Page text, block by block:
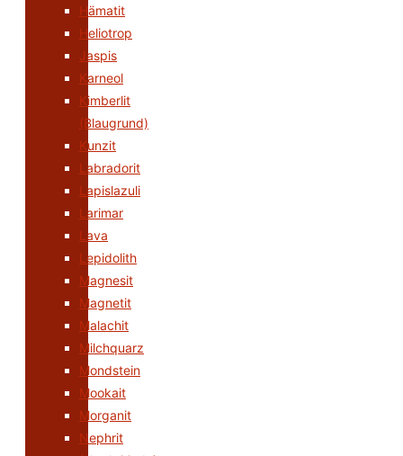
Hämatit
Heliotrop
Jaspis
Karneol
Kimberlit
(Blaugrund)
Kunzit
Labradorit
Lapislazuli
Larimar
Lava
Lepidolith
Magnesit
Magnetit
Malachit
Milchquarz
Mondstein
Mookait
Morganit
Nephrit